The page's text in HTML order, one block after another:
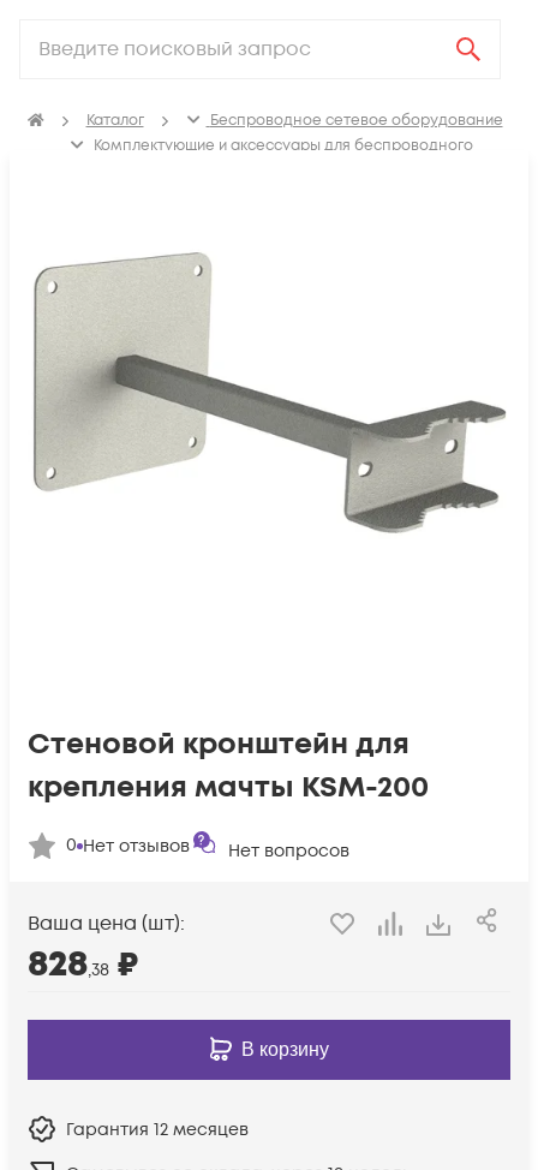
Каталог
Беспроводное сетевое оборудование
Комплектующие и аксессуары для беспроводного
Стеновой кронштейн для
крепления мачты KSM-200
0 Нет отзывов Нет вопросов
Ваша цена (шт):
828,38 ₽
В корзину
Гарантия 12 месяцев